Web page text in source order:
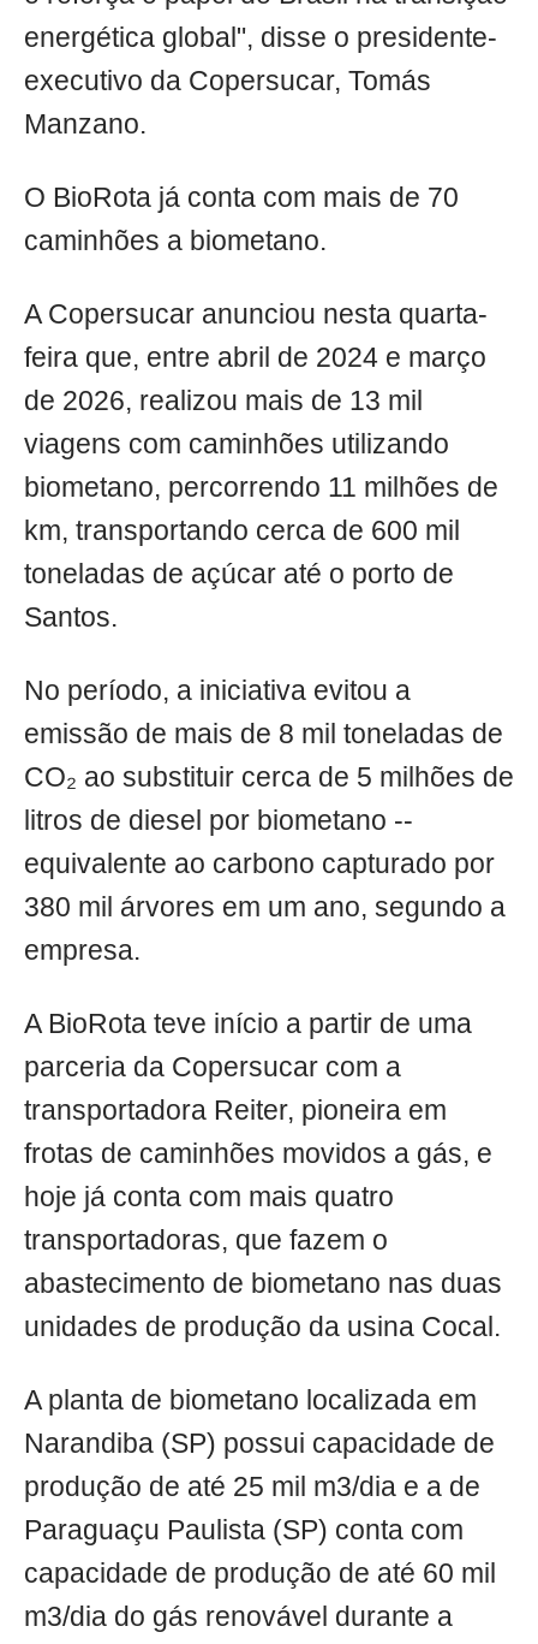
energética global", disse o presidente-
executivo da Copersucar, Tomás
Manzano.
O BioRota já conta com mais de 70
caminhões a biometano.
A Copersucar anunciou nesta quarta-
feira que, entre abril de 2024 e março
de 2026, realizou mais de 13 mil
viagens com caminhões utilizando
biometano, percorrendo 11 milhões de
km, transportando cerca de 600 mil
toneladas de açúcar até o porto de
Santos.
No período, a iniciativa evitou a
emissão de mais de 8 mil toneladas de
CO₂ ao substituir cerca de 5 milhões de
litros de diesel por biometano --
equivalente ao carbono capturado por
380 mil árvores em um ano, segundo a
empresa.
A BioRota teve início a partir de uma
parceria da Copersucar com a
transportadora Reiter, pioneira em
frotas de caminhões movidos a gás, e
hoje já conta com mais quatro
transportadoras, que fazem o
abastecimento de biometano nas duas
unidades de produção da usina Cocal.
A planta de biometano localizada em
Narandiba (SP) possui capacidade de
produção de até 25 mil m3/dia e a de
Paraguaçu Paulista (SP) conta com
capacidade de produção de até 60 mil
m3/dia do gás renovável durante a